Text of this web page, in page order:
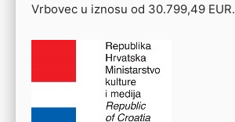
Vrbovec u iznosu od 30.799,49 EUR.